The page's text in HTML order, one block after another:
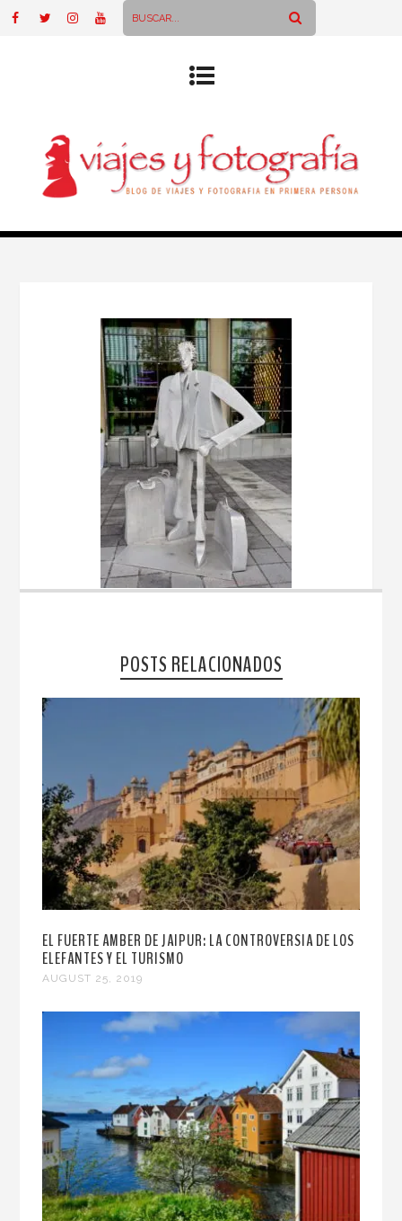
POSTS RELACIONADOS
EL FUERTE AMBER DE JAIPUR: LA CONTROVERSIA DE LOS
ELEFANTES Y EL TURISMO
AUGUST 25, 2019